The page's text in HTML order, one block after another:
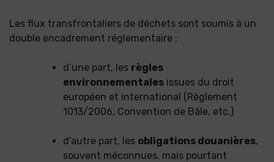
Les flux transfrontaliers de déchets sont soumis à un
double encadrement réglementaire :
d’une part, les règles
environnementales issues du droit
européen et international (Règlement
1013/2006, Convention de Bâle, etc.)
d’autre part, les obligations douanières,
souvent méconnues, mais pourtant